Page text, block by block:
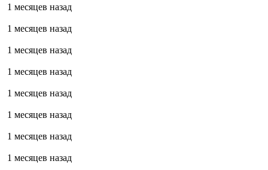
1 месяцев назад
1 месяцев назад
1 месяцев назад
1 месяцев назад
1 месяцев назад
1 месяцев назад
1 месяцев назад
1 месяцев назад